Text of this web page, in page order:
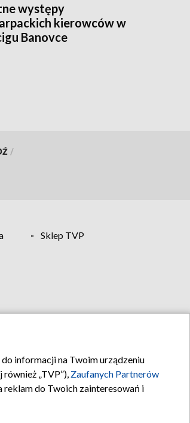
występy
kierowców w
Banovce
/
Sklep TVP
informacji na Twoim urządzeniu
„TVP”), Zaufanych Partnerów
reklam do Twoich zainteresowań i